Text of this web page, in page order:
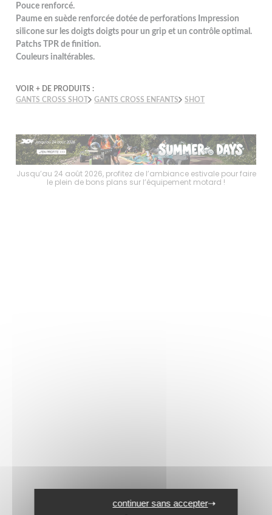
Pouce renforcé.
Paume en suède renforcée dotée de perforations Impression
silicone sur les doigts doigts pour un grip et un contrôle optimal.
Patchs TPR de finition.
Couleurs inaltérables.
VOIR + DE PRODUITS :
GANTS CROSS SHOT
GANTS CROSS ENFANTS SHOT
Jusqu’au 24 août 2026, profitez de l’ambiance estivale pour faire
le plein de bons plans sur l’équipement motard !
continuer sans accepter